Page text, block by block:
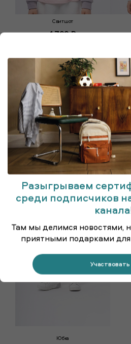
Свитшот
1 799 ₽
Футболка с короткими рукавами
1 199 ₽
Юбка
Разыгрываем
среди подписчиков
Там мы делимся новостями,
приятными подарками